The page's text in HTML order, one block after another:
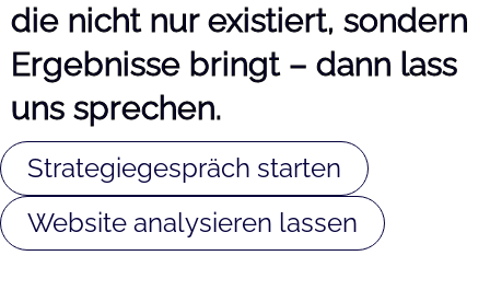
die nicht nur existiert, sondern
Ergebnisse bringt – dann lass
uns sprechen.
Strategiegespräch starten
Website analysieren lassen